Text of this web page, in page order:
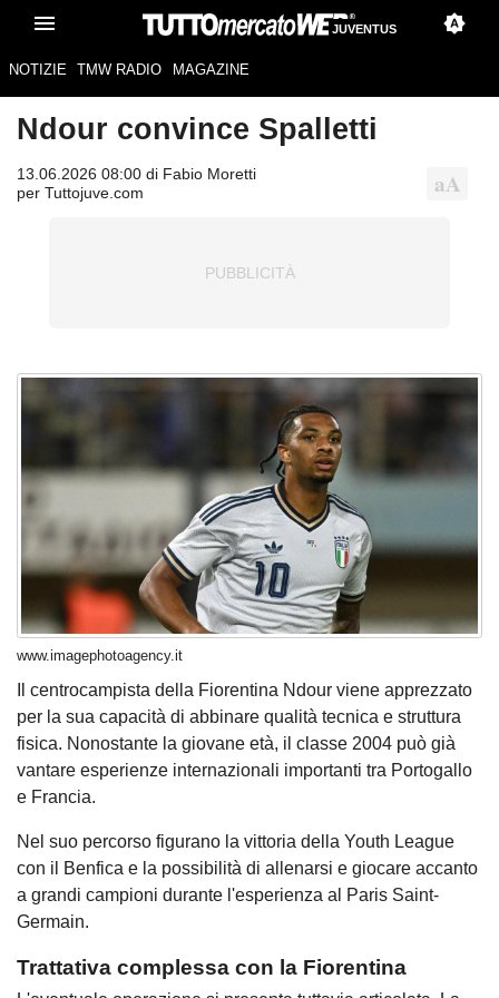
JUVENTUS
NOTIZIE TMW RADIO MAGAZINE
Ndour convince Spalletti
13.06.2026 08:00 di Fabio Moretti
per Tuttojuve.com
www.imagephotoagency.it
Il centrocampista della Fiorentina Ndour viene apprezzato
per la sua capacità di abbinare qualità tecnica e struttura
fisica. Nonostante la giovane età, il classe 2004 può già
vantare esperienze internazionali importanti tra Portogallo
e Francia.
Nel suo percorso figurano la vittoria della Youth League
con il Benfica e la possibilità di allenarsi e giocare accanto
a grandi campioni durante l'esperienza al Paris Saint-
Germain.
Trattativa complessa con la Fiorentina